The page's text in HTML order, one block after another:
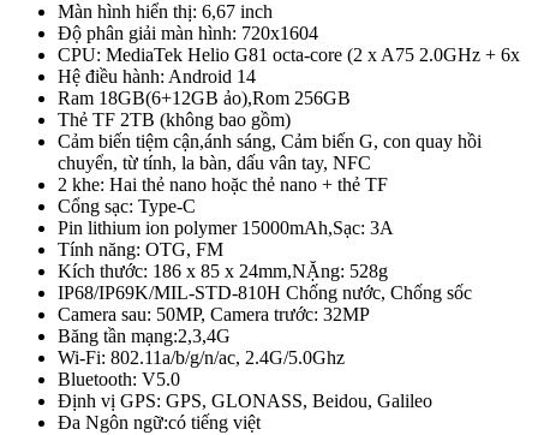
Màn hình hiển thị: 6,67 inch
Độ phân giải màn hình: 720x1604
CPU: MediaTek Helio G81 octa-core (2 x A75 2.0GHz + 6x
Hệ điều hành: Android 14
Ram 18GB(6+12GB ảo),Rom 256GB
Thẻ TF 2TB (không bao gồm)
Cảm biến tiệm cận,ánh sáng, Cảm biến G, con quay hồi
chuyển, từ tính, la bàn, dấu vân tay, NFC
2 khe: Hai thẻ nano hoặc thẻ nano + thẻ TF
Cổng sạc: Type-C
Pin lithium ion polymer 15000mAh,Sạc: 3A
Tính năng: OTG, FM
Kích thước: 186 x 85 x 24mm,NẶng: 528g
IP68/IP69K/MIL-STD-810H Chống nước, Chống sốc
Camera sau: 50MP, Camera trước: 32MP
Băng tần mạng:2,3,4G
Wi-Fi: 802.11a/b/g/n/ac, 2.4G/5.0Ghz
Bluetooth: V5.0
Định vị GPS: GPS, GLONASS, Beidou, Galileo
Đa Ngôn ngữ:có tiếng việt